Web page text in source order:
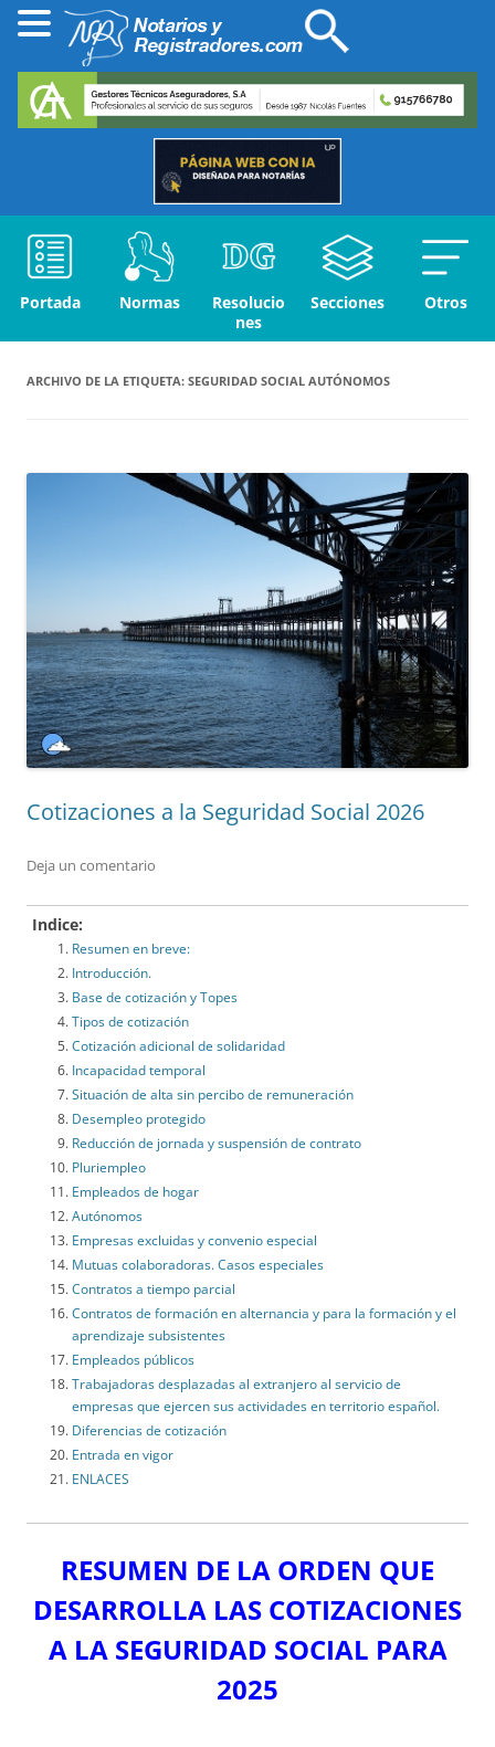
Portada Normas
Resolucio
nes
Secciones Otros
ARCHIVO DE LA ETIQUETA: SEGURIDAD SOCIAL AUTÓNOMOS
Cotizaciones a la Seguridad Social 2026
Deja un comentario
Indice:
Resumen en breve:
Introducción.
Base de cotización y Topes
Tipos de cotización
Cotización adicional de solidaridad
Incapacidad temporal
Situación de alta sin percibo de remuneración
Desempleo protegido
Reducción de jornada y suspensión de contrato
Pluriempleo
Empleados de hogar
Autónomos
Empresas excluidas y convenio especial
Mutuas colaboradoras. Casos especiales
Contratos a tiempo parcial
Contratos de formación en alternancia y para la formación y el
aprendizaje subsistentes
Empleados públicos
Trabajadoras desplazadas al extranjero al servicio de
empresas que ejercen sus actividades en territorio español.
Diferencias de cotización
Entrada en vigor
ENLACES
RESUMEN DE LA ORDEN QUE
DESARROLLA LAS COTIZACIONES
A LA SEGURIDAD SOCIAL PARA
2025